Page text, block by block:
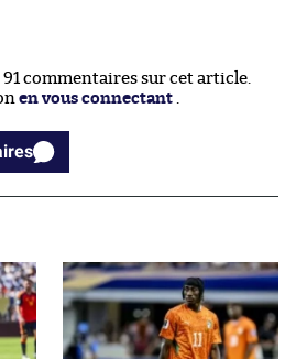
commentaires sur cet article.
en vous connectant